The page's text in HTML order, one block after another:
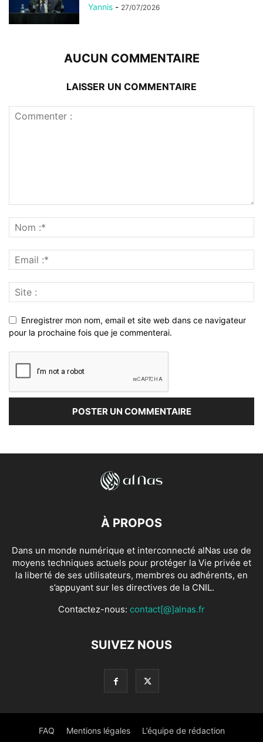
Yannis - 27/07/2026
AUCUN COMMENTAIRE
LAISSER UN COMMENTAIRE
Enregistrer mon nom, email et site web dans ce navigateur
pour la prochaine fois que je commenterai.
À PROPOS
Dans un monde numérique et interconnecté alNas use de
moyens techniques actuels pour protéger la Vie privée et
la liberté de ses utilisateurs, membres ou adhérents, en
s’appuyant sur les directives de la CNIL.
Contactez-nous: contact[@]alnas.fr
SUIVEZ NOUS
FAQ Mentions légales L’équipe de rédaction